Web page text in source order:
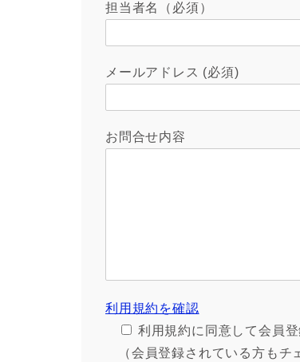
担当者名（必須）
メールアドレス (必須)
お問合せ内容
利用規約を確認
利用規約に同意して会員
（会員登録されている方もチ